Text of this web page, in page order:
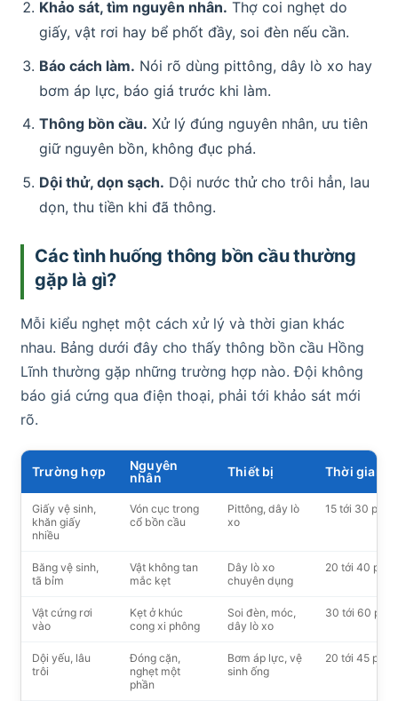
Khảo sát, tìm nguyên nhân. Thợ coi nghẹt do
giấy, vật rơi hay bể phốt đầy, soi đèn nếu cần.
Báo cách làm. Nói rõ dùng pittông, dây lò xo hay
bơm áp lực, báo giá trước khi làm.
Thông bồn cầu. Xử lý đúng nguyên nhân, ưu tiên
giữ nguyên bồn, không đục phá.
Dội thử, dọn sạch. Dội nước thử cho trôi hẳn, lau
dọn, thu tiền khi đã thông.
Các tình huống thông bồn cầu thường
gặp là gì?
Mỗi kiểu nghẹt một cách xử lý và thời gian khác
nhau. Bảng dưới đây cho thấy thông bồn cầu Hồng
Lĩnh thường gặp những trường hợp nào. Đội không
báo giá cứng qua điện thoại, phải tới khảo sát mới
rõ.
Trường hợp
Nguyên
nhân
Thiết bị Thời gian
Giấy vệ sinh,
khăn giấy
nhiều
Vón cục trong
cổ bồn cầu
Pittông, dây lò
xo
15 tới 30 phút
Băng vệ sinh,
tã bỉm
Vật không tan
mắc kẹt
Dây lò xo
chuyên dụng
20 tới 40 phút
Vật cứng rơi
vào
Kẹt ở khúc
cong xi phông
Soi đèn, móc,
dây lò xo
30 tới 60 phút
Dội yếu, lâu
trôi
Đóng cặn,
nghẹt một
phần
Bơm áp lực, vệ
sinh ống
20 tới 45 phút